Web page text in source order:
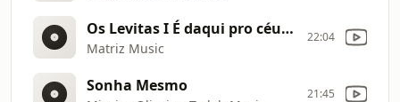
Os Levitas I É daqui pro céu [Clipe Oficial]
Matriz Music
22:04
Sonha Mesmo 21:45